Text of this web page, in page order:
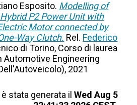
Esposito. Modelling of
P2 Power Unit with
Motor connected by
Way Clutch. Rel. Federico
di Torino, Corso di laurea
Automotive Engineering
2021
stata generata il Wed Aug 5